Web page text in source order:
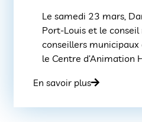
Le samedi 23 mars,
Port-Louis et le
conseillers
le Centre d’Animation
velle plaque de la rue
En savoir plus